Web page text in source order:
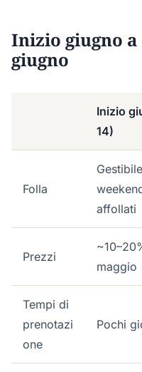
Inizio giugno
giugno
Inizio
14)
Folla
affollati
Prezzi
maggio
Tempi di
prenotazi
one
Pochi